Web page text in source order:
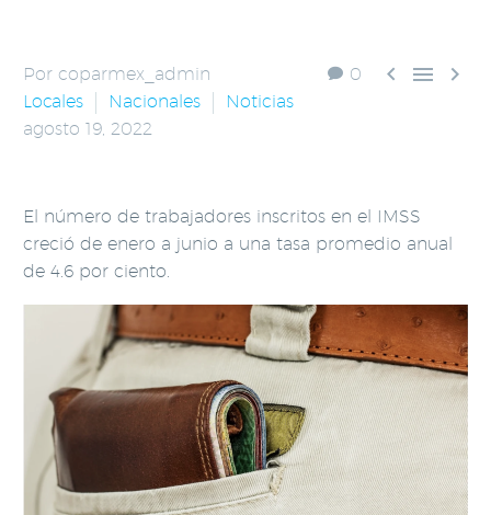
0   
Por coparmex_admin
Locales
Nacionales
Noticias
agosto 19, 2022
El número de trabajadores inscritos en el IMSS
creció de enero a junio a una tasa promedio anual
de 4.6 por ciento.